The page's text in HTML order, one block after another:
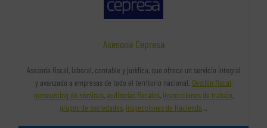
Asesoría Cepresa
Asesoría fiscal, laboral, contable y jurídica, que ofrece un servicio integral
y avanzado a empresas de todo el territorio nacional. Gestión fiscal,
outsourcing de nóminas,auditorías fiscales, inspecciones de trabajo,
grupos de sociedades, inspecciones de Hacienda…